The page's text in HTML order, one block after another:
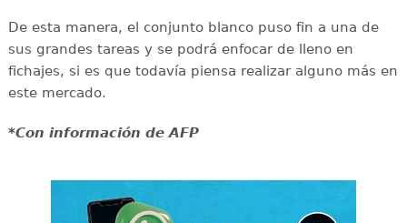
De esta manera, el conjunto blanco puso fin a una de
sus grandes tareas y se podrá enfocar de lleno en
fichajes, si es que todavía piensa realizar alguno más en
este mercado.
*Con información de AFP